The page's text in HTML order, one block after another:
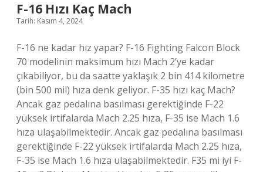
F-16 Hızı Kaç Mach
Tarih: Kasım 4, 2024
F-16 ne kadar hız yapar? F-16 Fighting Falcon Block
70 modelinin maksimum hızı Mach 2’ye kadar
çıkabiliyor, bu da saatte yaklaşık 2 bin 414 kilometre
(bin 500 mil) hıza denk geliyor. F-35 hızı kaç Mach?
Ancak gaz pedalına basılması gerektiğinde F-22
yüksek irtifalarda Mach 2.25 hıza, F-35 ise Mach 1.6
hıza ulaşabilmektedir. Ancak gaz pedalına basılması
gerektiğinde F-22 yüksek irtifalarda Mach 2.25 hıza,
F-35 ise Mach 1.6 hıza ulaşabilmektedir. F35 mi iyi F-